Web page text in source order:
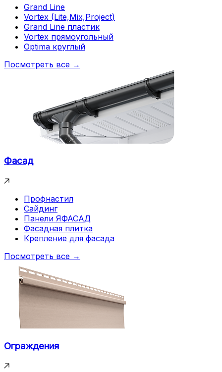
Grand Line
Vortex (Lite,Mix,Project)
Grand Line пластик
Vortex прямоугольный
Optima круглый
Посмотреть все →
Фасад
Профнастил
Сайдинг
Панели ЯФАСАД
Фасадная плитка
Крепление для фасада
Посмотреть все →
Ограждения